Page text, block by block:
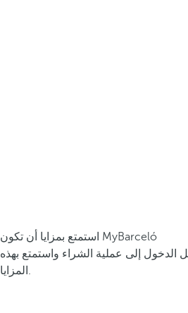
استمتع بمزايا أن تكون MyBarceló
الدخول إلى عملية الشراء واستمتع بهذه
المزايا.